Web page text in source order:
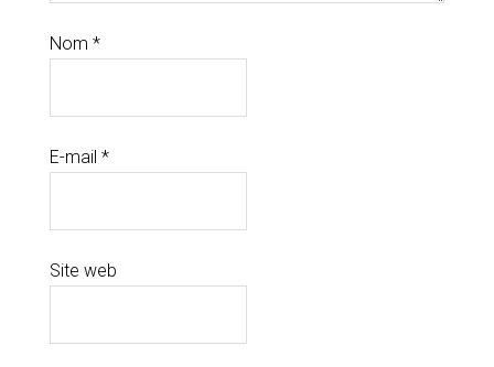
Nom *
E-mail *
Site web